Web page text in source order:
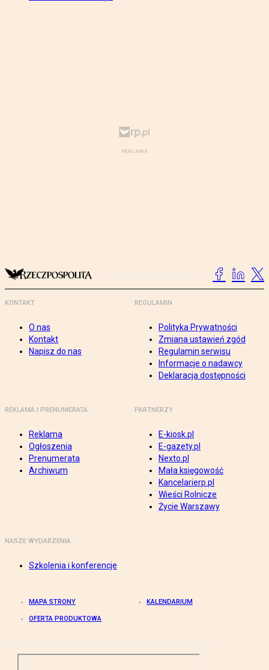
KONTAKT
O nas
Kontakt
Napisz do nas
REGULAMIN
Polityka Prywatności
Zmiana ustawień zgód
Regulamin serwisu
Informacje o nadawcy
Deklaracja dostępności
REKLAMA I PRENUMERATA
Reklama
Ogłoszenia
Prenumerata
Archiwum
PARTNERZY
E-kiosk.pl
E-gazety.pl
Nexto.pl
Mała księgowość
Kancelarierp.pl
Wieści Rolnicze
Życie Warszawy
NASZE WYDARZENIA
Szkolenia i konferencje
MAPA STRONY KALENDARIUM
OFERTA PRODUKTOWA